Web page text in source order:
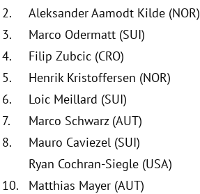
2.
Aleksander Aamodt Kilde (NOR)
3.
Marco Odermatt (SUI)
4.
Filip Zubcic (CRO)
5.
Henrik Kristoffersen (NOR)
6.
Loic Meillard (SUI)
7.
Marco Schwarz (AUT)
8.
Mauro Caviezel (SUI)
Ryan Cochran-Siegle (USA)
10.
Matthias Mayer (AUT)